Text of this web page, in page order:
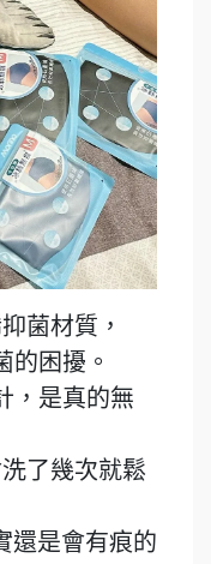
菌材質，
的困擾。
，是真的無
了幾次就鬆
還是會有痕的